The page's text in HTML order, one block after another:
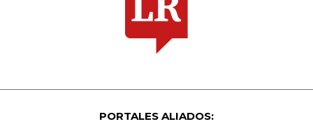
PORTALES ALIADOS: